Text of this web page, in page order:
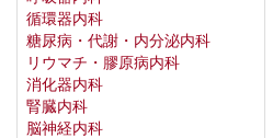
循環器内科
糖尿病・代謝・内分泌内科
リウマチ・膠原病内科
消化器内科
腎臓内科
脳神経内科